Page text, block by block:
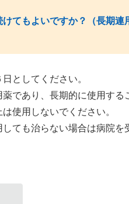
てもよいですか？（長期連
としてください。
薬であり、長期的に使用す
使用しないでください。
しても治らない場合は病院